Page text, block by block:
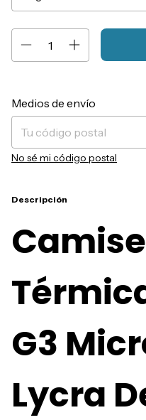
Entregas para el CP:
Medios de envío
No sé mi código postal
Descripción
G3
Lycra